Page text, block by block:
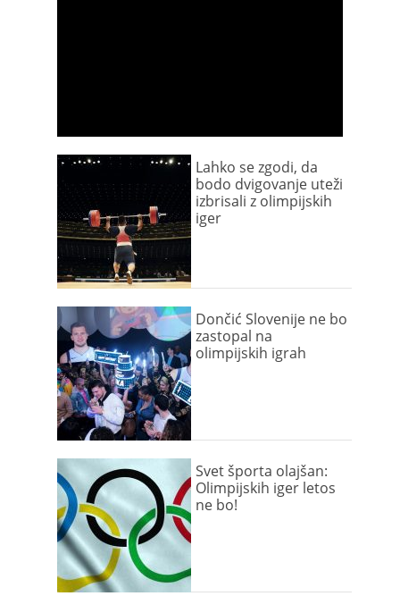
Lahko se zgodi, da
bodo dvigovanje uteži
izbrisali z olimpijskih
iger
Dončić Slovenije ne bo
zastopal na
olimpijskih igrah
Svet športa olajšan:
Olimpijskih iger letos
ne bo!